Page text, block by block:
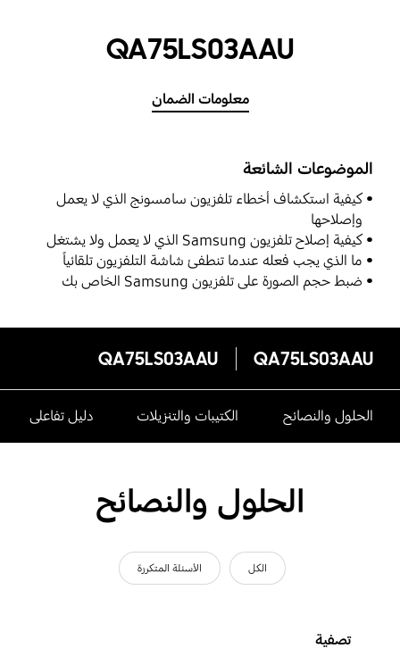
QA75LS03AAU
معلومات الضمان
الموضوعات الشائعة
كيفية استكشاف أخطاء تلفزيون سامسونج الذي لا يعمل
وإصلاحها
كيفية إصلاح تلفزيون Samsung الذي لا يعمل ولا يشتغل
ما الذي يجب فعله عندما تنطفئ شاشة التلفزيون تلقائياً
ضبط حجم الصورة على تلفزيون Samsung الخاص بك
QA75LS03AAU
QA75LS03AAU
الحلول والنصائح الكتيبات والتنزيلات دليل تفاعلى
الحلول والنصائح
الكل الأسئلة المتكررة
تصفية